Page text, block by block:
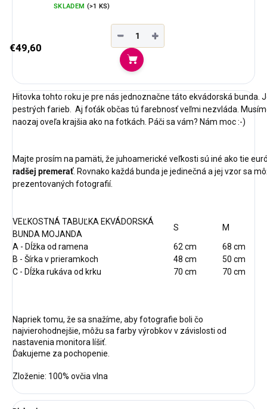
SKLADEM (>1 KS)
€49,60
+
−
Do košíka
Hitovka tohto roku je pre nás jednoznačne táto ekvádorská bunda.
pestrých farieb. Aj foťák občas tú farebnosť veľmi nezvláda.
naozaj oveľa krajšia ako na fotkách. Páči sa vám? Nám moc :-)
Majte prosím na pamäti, že juhoamerické veľkosti sú iné ako tie
radšej premerať. Rovnako každá bunda je jedinečná a jej vzor sa
prezentovaných fotografií.
VEĽKOSTNÁ TABUĽKA EKVÁDORSKÁ
BUNDA MOJANDA
S
M
A - Dĺžka od ramena
62 cm
68 cm
B - Šírka v prieramkoch
48 cm
50 cm
C - Dĺžka rukáva od krku
70 cm 70 cm
Napriek tomu, že sa snažíme, aby fotografie boli čo
najvierohodnejšie, môžu sa farby výrobkov v závislosti od
nastavenia monitora líšiť.
Ďakujeme za pochopenie.
Zloženie: 100% ovčia vlna